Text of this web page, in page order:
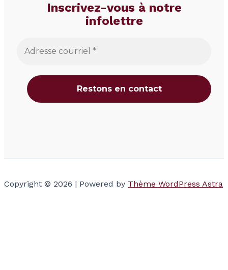
Inscrivez-vous à notre
infolettre
Copyright © 2026 | Powered by Thème WordPress Astra